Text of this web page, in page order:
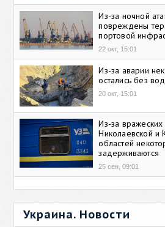
Из-за ночной
повреждены
портовой
22 окт, 15:01
Из-за аварии
остались без
20 окт, 15:01
Из-за
Николаевской и
областей
задерживаются
25 сен, 09:01
Украина. Новости